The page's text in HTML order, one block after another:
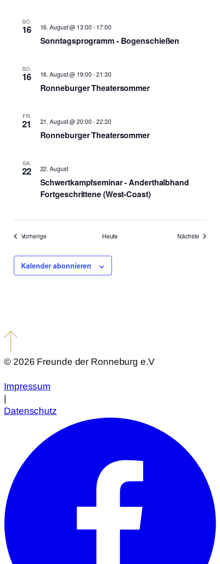
SO.
16 16. August @ 13:00 -17:00
Sonntagsprogramm - Bogenschießen
SO.
16 16. August @ 19:00 -21:30
Ronneburger Theatersommer
FR.
21 21. August @ 20:00 -22:30
Ronneburger Theatersommer
SA.
22 22. August
Schwertkampfseminar - Anderthalbhand
Fortgeschrittene (West-Coast)
VorherigeVeranstaltungen Heute Nächste
Kalender abonnieren
© 2026 Freunde der Ronneburg e.V
Impressum
|
Datenschutz